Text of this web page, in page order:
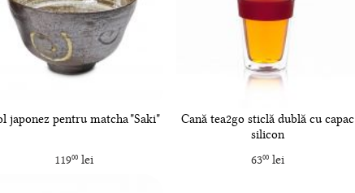
japonez pentru matcha "Saki"
11900 lei
Cană tea2go sticlă dublă cu capac
silicon
6300lei